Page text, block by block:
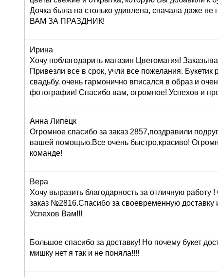
Дочка была на столько удивлена, сначала даже
ВАМ ЗА ПРАЗДНИК!
Ирина
Хочу поблагодарить магазин Цветомагия!
Привезли все в срок, учли все пожелания. Букетик
свадьбу, очень гармонично вписался в образ и
фотографии! Спасибо вам, огромное! Успехов и
Анна Липецк
Огромное спасибо за заказ 2857,поздравили
вашей помощью.Все очень быстро,красиво!
команде!
Вера
Хочу выразить благодарность за отличную
заказ №2816.Спасибо за своевременную
Успехов Вам!!!
Большое спасибо за доставку! Но почему букет
мишку нет я так и не поняла!!!!